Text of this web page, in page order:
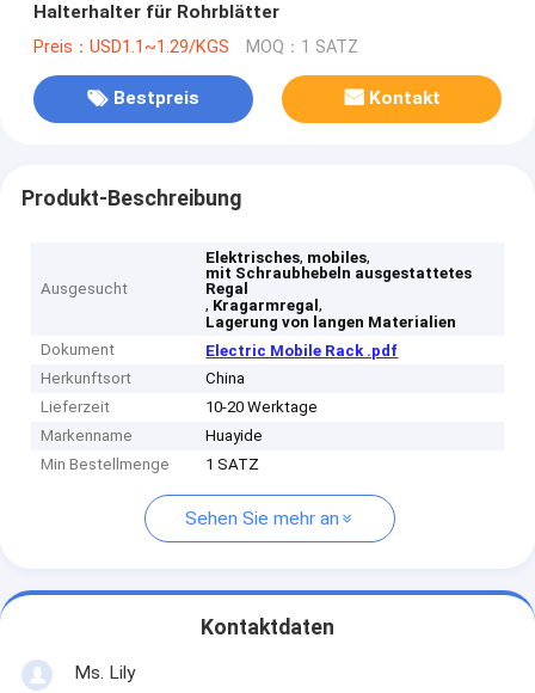
Halterhalter für Rohrblätter
Preis：USD1.1~1.29/KGS MOQ：1 SATZ
Bestpreis Kontakt
Produkt-Beschreibung
Ausgesucht
Elektrisches, mobiles,
mit Schraubhebeln ausgestattetes
Regal
, Kragarmregal,
Lagerung von langen Materialien
Dokument
Electric Mobile Rack .pdf
Herkunftsort
China
Lieferzeit
10-20 Werktage
Markenname
Huayide
Min Bestellmenge
1 SATZ
Sehen Sie mehr an
Kontaktdaten
Ms. Lily